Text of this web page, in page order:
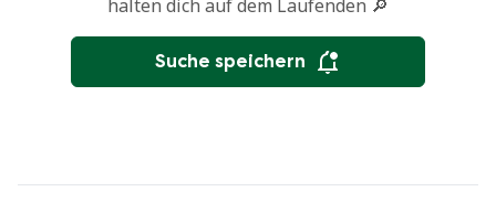
halten dich auf dem Laufenden 🔎
Suche speichern